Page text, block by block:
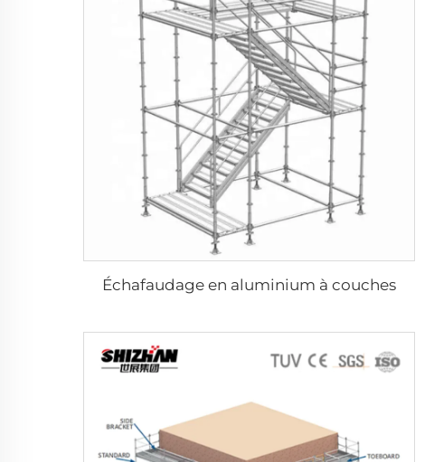
Échafaudage en aluminium à couches